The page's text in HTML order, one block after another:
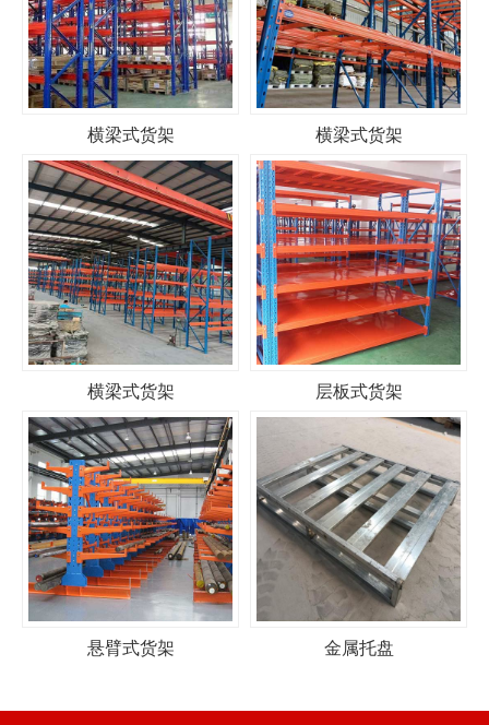
横梁式货架 横梁式货架
横梁式货架 层板式货架
悬臂式货架 金属托盘